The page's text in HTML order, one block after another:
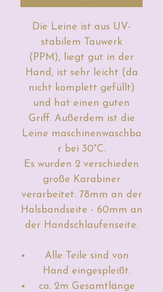
Die Leine ist aus UV-
stabilem Tauwerk
(PPM), liegt gut in der
Hand, ist sehr leicht (da
nicht komplett gefüllt)
und hat einen guten
Griff. Außerdem ist die
Leine maschinenwaschba
r bei 30°C.
Es wurden 2 verschieden
große Karabiner
verarbeitet. 78mm an der
Halsbandseite - 60mm an
der Handschlaufenseite.
Alle Teile sind von
Hand eingespleißt.
ca. 2m Gesamtlänge